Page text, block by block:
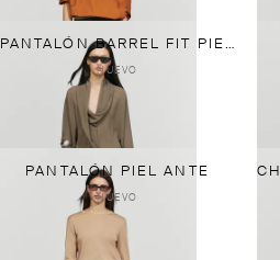
PANTALÓN BARREL FIT PIEL ANTE
NUEVO
PANTALÓN PIEL ANTE
NUEVO